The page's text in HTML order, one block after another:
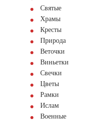
Святые
Храмы
Кресты
Природа
Веточки
Виньетки
Свечки
Цветы
Рамки
Ислам
Военные